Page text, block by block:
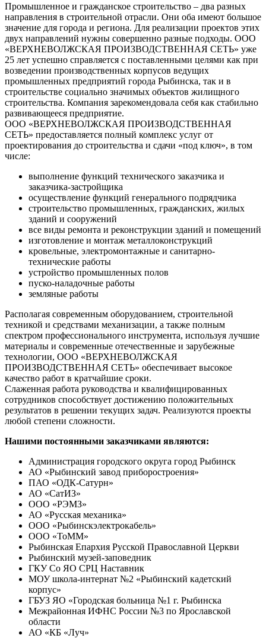
Промышленное и гражданское строительство – два разных
направления в строительной отрасли. Они оба имеют большое
значение для города и региона. Для реализации проектов этих
двух направлений нужны совершенно разные подходы. ООО
«ВЕРХНЕВОЛЖСКАЯ ПРОИЗВОДСТВЕННАЯ СЕТЬ» уже
25 лет успешно справляется с поставленными целями как при
возведении производственных корпусов ведущих
промышленных предприятий города Рыбинска, так и в
строительстве социально значимых объектов жилищного
строительства. Компания зарекомендовала себя как стабильно
развивающееся предприятие.
ООО «ВЕРХНЕВОЛЖСКАЯ ПРОИЗВОДСТВЕННАЯ
СЕТЬ» предоставляется полный комплекс услуг от
проектирования до строительства и сдачи «под ключ», в том
числе:
выполнение функций технического заказчика и
заказчика-застройщика
осуществление функций генерального подрядчика
строительство промышленных, гражданских, жилых
зданий и сооружений
все виды ремонта и реконструкции зданий и помещений
изготовление и монтаж металлоконструкций
кровельные, электромонтажные и санитарно-
технические работы
устройство промышленных полов
пуско-наладочные работы
земляные работы
Располагая современным оборудованием, строительной
техникой и средствами механизации, а также полным
спектром профессионального инструмента, используя лучшие
материалы и современные отечественные и зарубежные
технологии, ООО «ВЕРХНЕВОЛЖСКАЯ
ПРОИЗВОДСТВЕННАЯ СЕТЬ» обеспечивает высокое
качество работ в кратчайшие сроки.
Слаженная работа руководства и квалифицированных
сотрудников способствует достижению положительных
результатов в решении текущих задач. Реализуются проекты
любой степени сложности.
Нашими постоянными заказчиками являются:
Администрация городского округа город Рыбинск
АО «Рыбинский завод приборостроения»
ПАО «ОДК-Сатурн»
АО «СатИЗ»
ООО «РЭМЗ»
АО «Русская механика»
ООО «Рыбинскэлектрокабель»
ООО «ТоММ»
Рыбинская Епархия Русской Православной Церкви
Рыбинский музей-заповедник
ГКУ Со ЯО СРЦ Наставник
МОУ школа-интернат №2 «Рыбинский кадетский
корпус»
ГБУЗ ЯО «Городская больница №1 г. Рыбинска
Межрайонная ИФНС России №3 по Ярославской
области
АО «КБ «Луч»